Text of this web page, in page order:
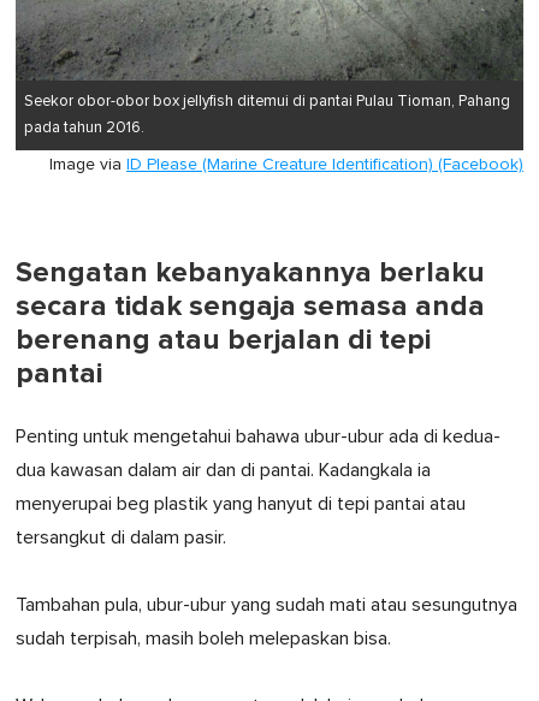
Seekor obor-obor box jellyfish ditemui di pantai Pulau Tioman, Pahang
pada tahun 2016.
Image via ID Please (Marine Creature Identification) (Facebook)
Sengatan kebanyakannya berlaku
secara tidak sengaja semasa anda
berenang atau berjalan di tepi
pantai
Penting untuk mengetahui bahawa ubur-ubur ada di kedua-
dua kawasan dalam air dan di pantai. Kadangkala ia
menyerupai beg plastik yang hanyut di tepi pantai atau
tersangkut di dalam pasir.
Tambahan pula, ubur-ubur yang sudah mati atau sesungutnya
sudah terpisah, masih boleh melepaskan bisa.